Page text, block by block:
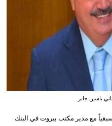
ياسين جابر
مع مدير مكتب بيروت في البنك